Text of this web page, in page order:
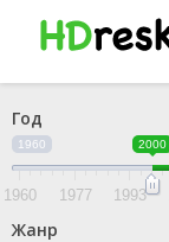
Год
1960 2000
1960 1977 1993
Жанр